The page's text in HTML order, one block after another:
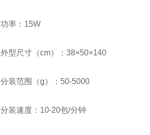
功率：15W
外型尺寸（cm）：38×50×140
分装范围（g）：50-5000
分装速度：10-20包/分钟